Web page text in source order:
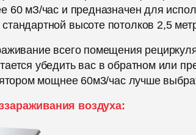
60 мЗ/час и предназначен для
высоте потолков 2,5
всего помещения
убедить вас в обратном или
мощнее 60м3/час лучше
воздуха: